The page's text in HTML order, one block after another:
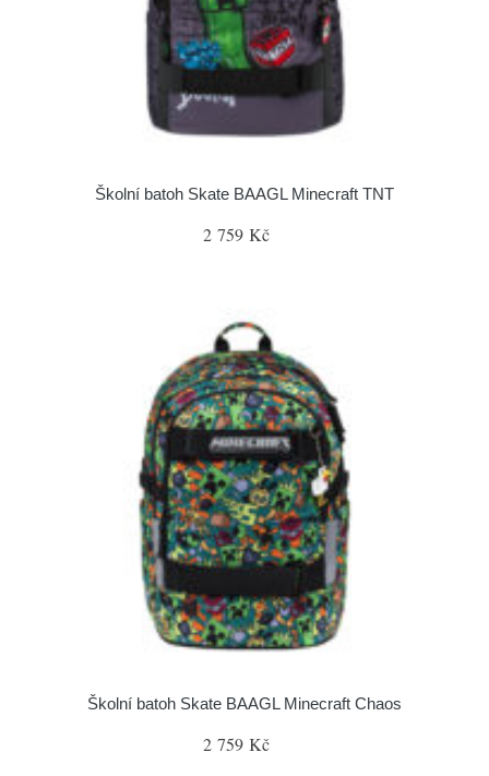
Školní batoh Skate BAAGL Minecraft TNT
2 759 Kč
Školní batoh Skate BAAGL Minecraft Chaos
2 759 Kč